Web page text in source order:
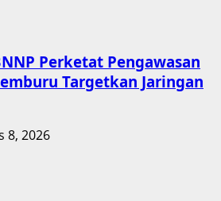
Perketat Pengawasan
Targetkan Jaringan
8, 2026